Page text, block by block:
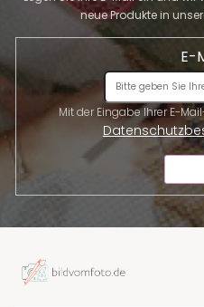
neue Produkte in
E-